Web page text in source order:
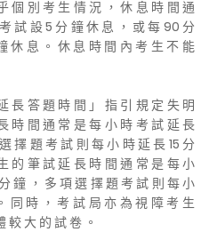
個 別 考 生 情 況 ， 休 息 時 間 通
試 設 5 分 鐘 休 息 ， 或 每 90 分
休 息 。 休 息 時 間 內 考 生 不 能
長 答 題 時 間 」 指 引 規 定 失 明
時 間 通 常 是 每 小 時 考 試 延 長
擇 題 考 試 則 每 小 時 延 長 15 分
的 筆 試 延 長 時 間 通 常 是 每 小
鐘 ， 多 項 選 擇 題 考 試 則 每 小
同 時 ， 考 試 局 亦 為 視 障 考 生
較 大 的 試 卷 。